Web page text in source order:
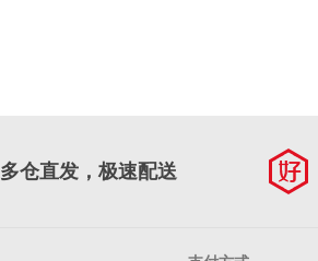
多仓直发，极速配送